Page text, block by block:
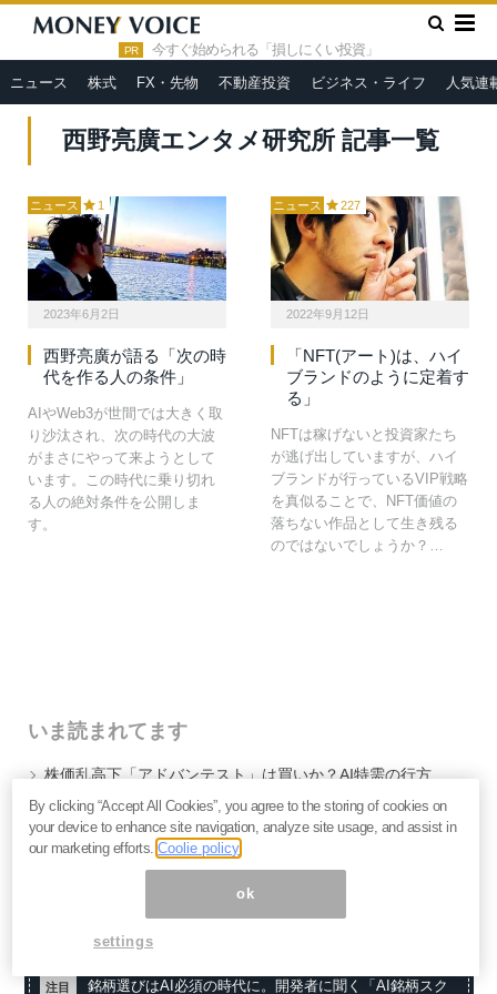
PR 今すぐ始められる「損しにくい投資」
ニュース 株式 FX・先物 不動産投資 ビジネス・ライフ 人気連
HOME » 西野亮廣エンタメ研究所
西野亮廣エンタメ研究所 記事一覧
ニュース 1
2023年6月2日
西野亮廣が語る「次の時
代を作る人の条件」
AIやWeb3が世間では大きく取
り沙汰され、次の時代の大波
がまさにやって来ようとして
います。この時代に乗り切れ
る人の絶対条件を公開しま
す。
ニュース 227
2022年9月12日
「NFT(アート)は、ハイ
ブランドのように定着す
る」
NFTは稼げないと投資家たち
が逃げ出していますが、ハイ
ブランドが行っているVIP戦略
を真似ることで、NFT価値の
落ちない作品として生き残る
のではないでしょうか？…
いま読まれてます
株価乱高下「アドバンテスト」は買いか？AI特需の行方
と投資リスクを解説＝江口裕臣
株価下落「三菱重工」今が買い？長期投資家が見るべ
き“防衛だけじゃない”強さと投資リスク＝栫井駿介
優待新設「大黒屋HD」は買いか？仕手株説をどう見る
べきか、大化けの4条件を解説＝金融ライター K.Y
注目 銘柄選びはAI必須の時代に。開発者に聞く「AI銘柄スク
By clicking “Accept All Cookies”, you agree to the storing of cookies on
your device to enhance site navigation, analyze site usage, and assist in
our marketing efforts.Coolie policy
ok
settings